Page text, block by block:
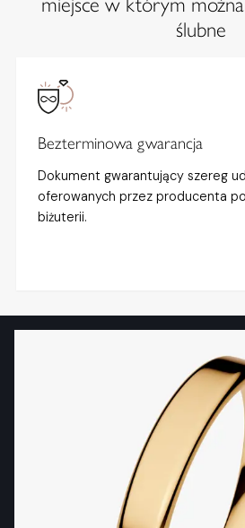
ślubne
Bezterminowa gwarancja
Dokument gwarantujący szereg
oferowanych przez producenta
biżuterii.